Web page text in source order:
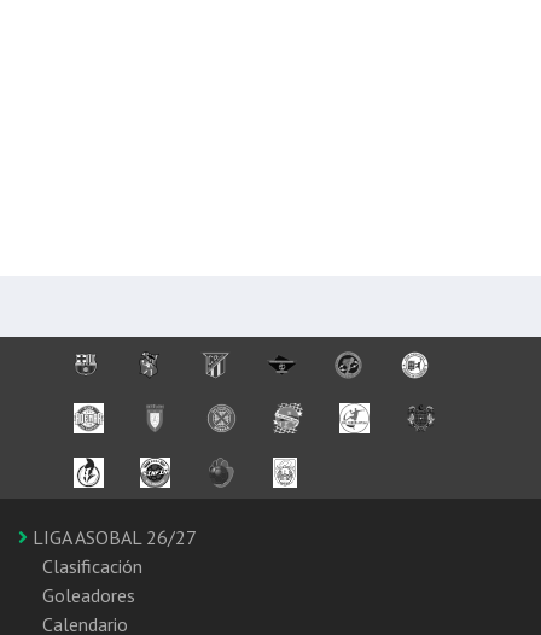
LIGA ASOBAL 26/27
Clasificación
Goleadores
Calendario